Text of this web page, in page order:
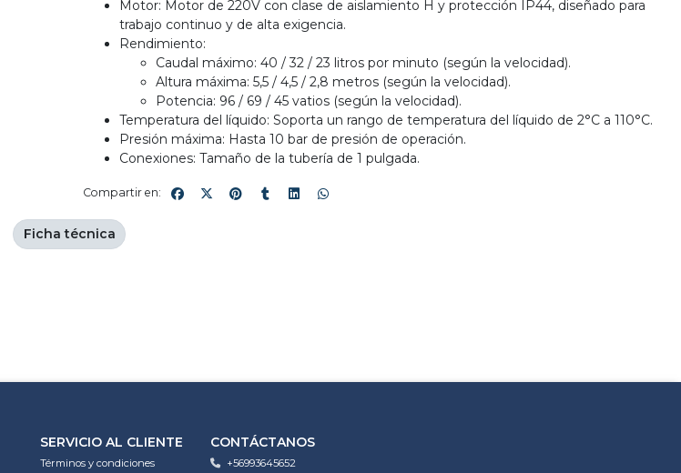
Motor: Motor de 220V con clase de aislamiento H y protección IP44, diseñado para
trabajo continuo y de alta exigencia.
Rendimiento:
Caudal máximo: 40 / 32 / 23 litros por minuto (según la velocidad).
Altura máxima: 5,5 / 4,5 / 2,8 metros (según la velocidad).
Potencia: 96 / 69 / 45 vatios (según la velocidad).
Temperatura del líquido: Soporta un rango de temperatura del líquido de 2°C a 110°C.
Presión máxima: Hasta 10 bar de presión de operación.
Conexiones: Tamaño de la tubería de 1 pulgada.
Compartir en:
Ficha técnica
SERVICIO AL CLIENTE
Términos y condiciones
CONTÁCTANOS
+56993645652